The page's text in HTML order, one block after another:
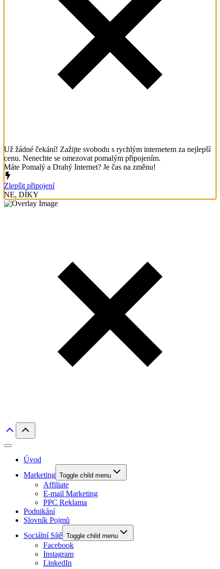
Už žádné čekání! Zažijte svobodu s rychlým internetem za nejlepší
cenu. Nenechte se omezovat pomalým připojením.
Máte Pomalý a Drahý Internet? Je čas na změnu!
Zlepšit připojení
NE, DÍKY
Úvod
Marketing Toggle child menu
Affiliate
E-mail Marketing
PPC Reklama
Podnikání
Slovník Pojmů
Sociální Sítě Toggle child menu
Facebook
Instagram
LinkedIn